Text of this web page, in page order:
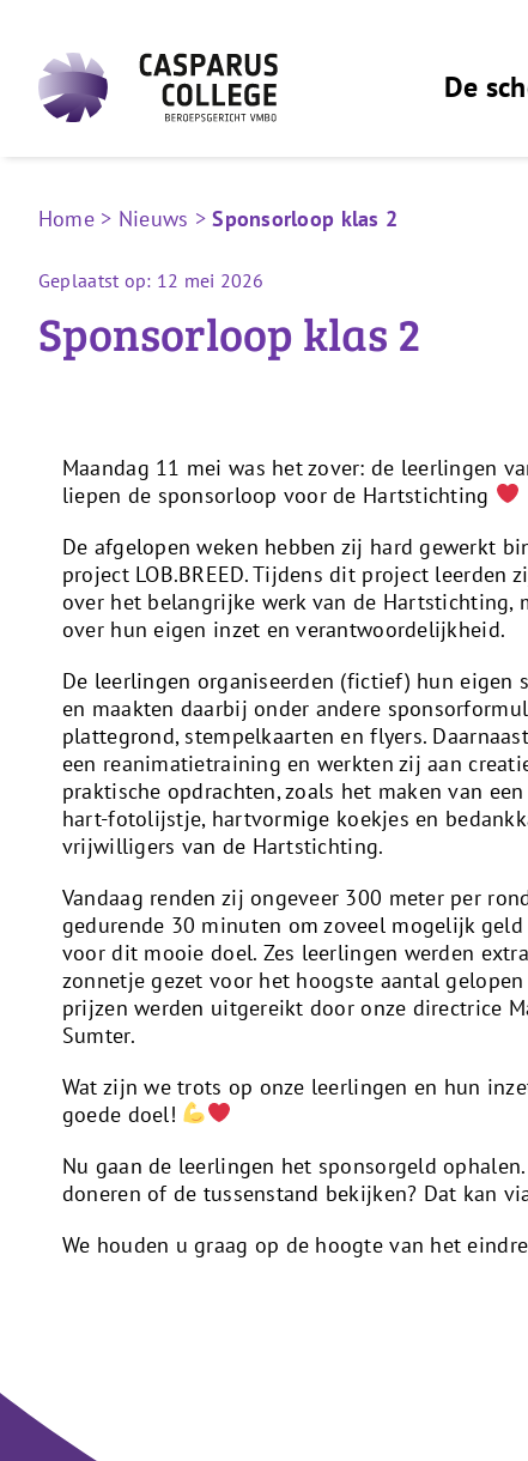
inhoud
De
Home > Nieuws >Sponsorloop klas 2
Geplaatst op: 12 mei 2026
Sponsorloop klas 2
Maandag 11 mei was het zover: de leerlingen
liepen de sponsorloop voor de Hartstichting
De afgelopen weken hebben zij hard gewerkt
project LOB.BREED. Tijdens dit project leerden
over het belangrijke werk van de Hartstichting,
over hun eigen inzet en verantwoordelijkheid.
De leerlingen organiseerden (fictief) hun eigen
en maakten daarbij onder andere
plattegrond, stempelkaarten en flyers.
een reanimatietraining en werkten zij aan
praktische opdrachten, zoals het maken van
hart-fotolijstje, hartvormige koekjes en
vrijwilligers van de Hartstichting.
Vandaag renden zij ongeveer 300 meter per
gedurende 30 minuten om zoveel mogelijk
voor dit mooie doel. Zes leerlingen werden
zonnetje gezet voor het hoogste aantal gelopen
prijzen werden uitgereikt door onze directrice
Sumter.
Wat zijn we trots op onze leerlingen en hun
goede doel!
Nu gaan de leerlingen het sponsorgeld
doneren of de tussenstand bekijken? Dat kan
We houden u graag op de hoogte van het